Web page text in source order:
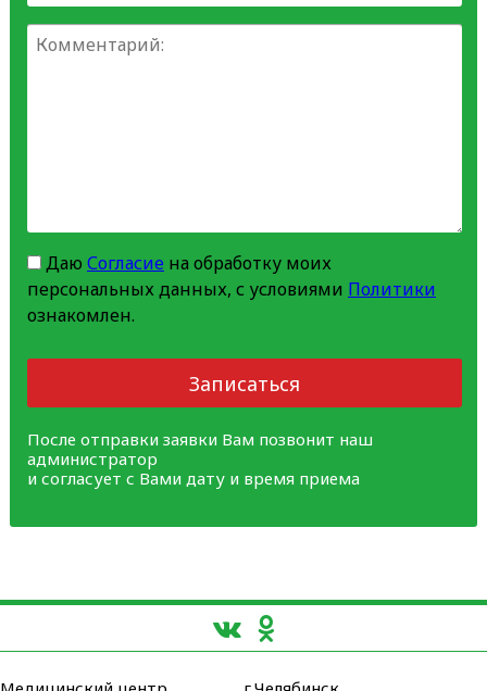
Даю Согласиена обработку моих
персональных данных, с условиями Политики
ознакомлен.
Записаться
После отправки заявки Вам позвонит наш
администратор
и согласует с Вами дату и время приема